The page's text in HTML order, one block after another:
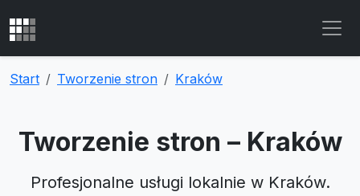
Start Tworzenie stron Kraków
Tworzenie stron – Kraków
Profesjonalne usługi lokalnie w Kraków.